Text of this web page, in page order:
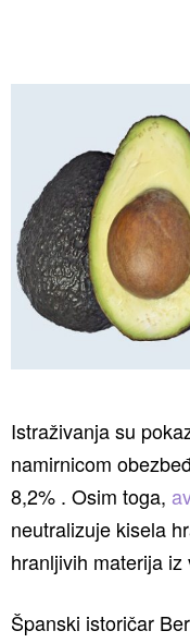
Istraživanja su
namirnicom
8,2% . Osim toga,
neutralizuje kisela
hranljivih materija iz
Španski istoričar